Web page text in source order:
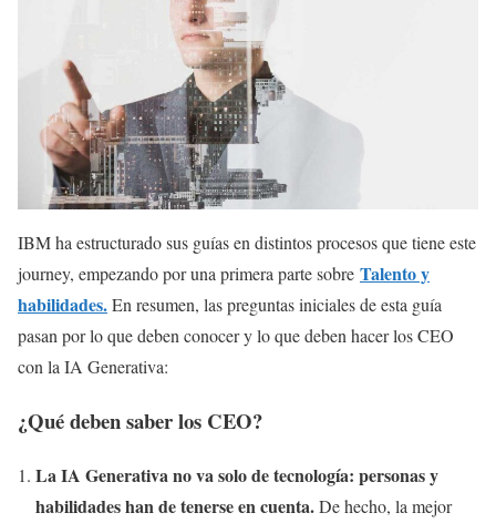
IBM ha estructurado sus guías en distintos procesos que tiene este
journey, empezando por una primera parte sobre Talento y
habilidades.En resumen, las preguntas iniciales de esta guía
pasan por lo que deben conocer y lo que deben hacer los CEO
con la IA Generativa:
¿Qué deben saber los CEO?
La IA Generativa no va solo de tecnología: personas y
habilidades han de tenerse en cuenta.De hecho, la mejor